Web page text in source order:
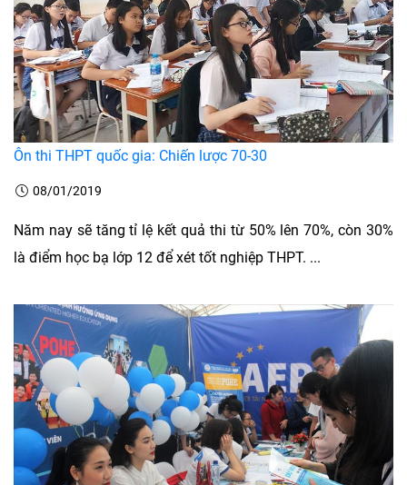
Ôn thi THPT quốc gia: Chiến lược 70-30
08/01/2019
Năm nay sẽ tăng tỉ lệ kết quả thi từ 50% lên 70%, còn 30%
là điểm học bạ lớp 12 để xét tốt nghiệp THPT. ...